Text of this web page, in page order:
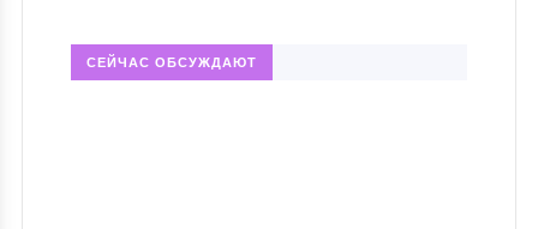
СЕЙЧАС ОБСУЖДАЮТ